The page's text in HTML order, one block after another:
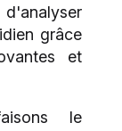
d'analyser
grâce
et
le